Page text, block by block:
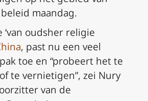
maandag.
‘van oudsher religie
, past nu een veel
toe en “probeert het te
te vernietigen”, zei Nury
van de